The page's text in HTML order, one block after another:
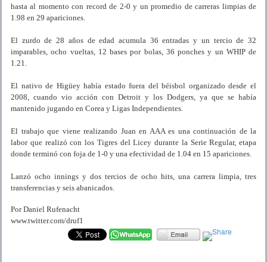
hasta al momento con record de 2-0 y un promedio de carreras limpias de
1.98 en 29 apariciones.
El zurdo de 28 años de edad acumula 36 entradas y un tercio de 32
imparables, ocho vueltas, 12 bases por bolas, 36 ponches y un WHIP de
1.21.
El nativo de Higüey había estado fuera del béisbol organizado desde el
2008, cuando vio acción con Detroit y los Dodgers, ya que se había
mantenido jugando en Corea y Ligas Independientes.
El trabajo que viene realizando Juan en AAA es una continuación de la
labor que realizó con los Tigres del Licey durante la Serie Regular, etapa
donde terminó con foja de 1-0 y una efectividad de 1.04 en 15 apariciones.
Lanzó ocho innings y dos tercios de ocho hits, una carrera limpia, tres
transferencias y seis abanicados.
Por Daniel Rufenacht
www.twitter.com/druf1